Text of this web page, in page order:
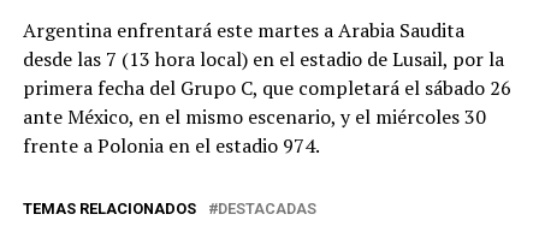
Argentina enfrentará este martes a Arabia Saudita
desde las 7 (13 hora local) en el estadio de Lusail, por la
primera fecha del Grupo C, que completará el sábado 26
ante México, en el mismo escenario, y el miércoles 30
frente a Polonia en el estadio 974.
TEMAS RELACIONADOS DESTACADAS